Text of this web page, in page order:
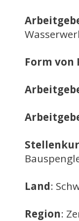
Form von
Land:
Region: